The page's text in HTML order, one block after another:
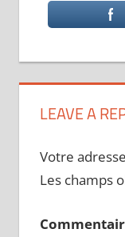
LEAVE A
Votre
Les champs